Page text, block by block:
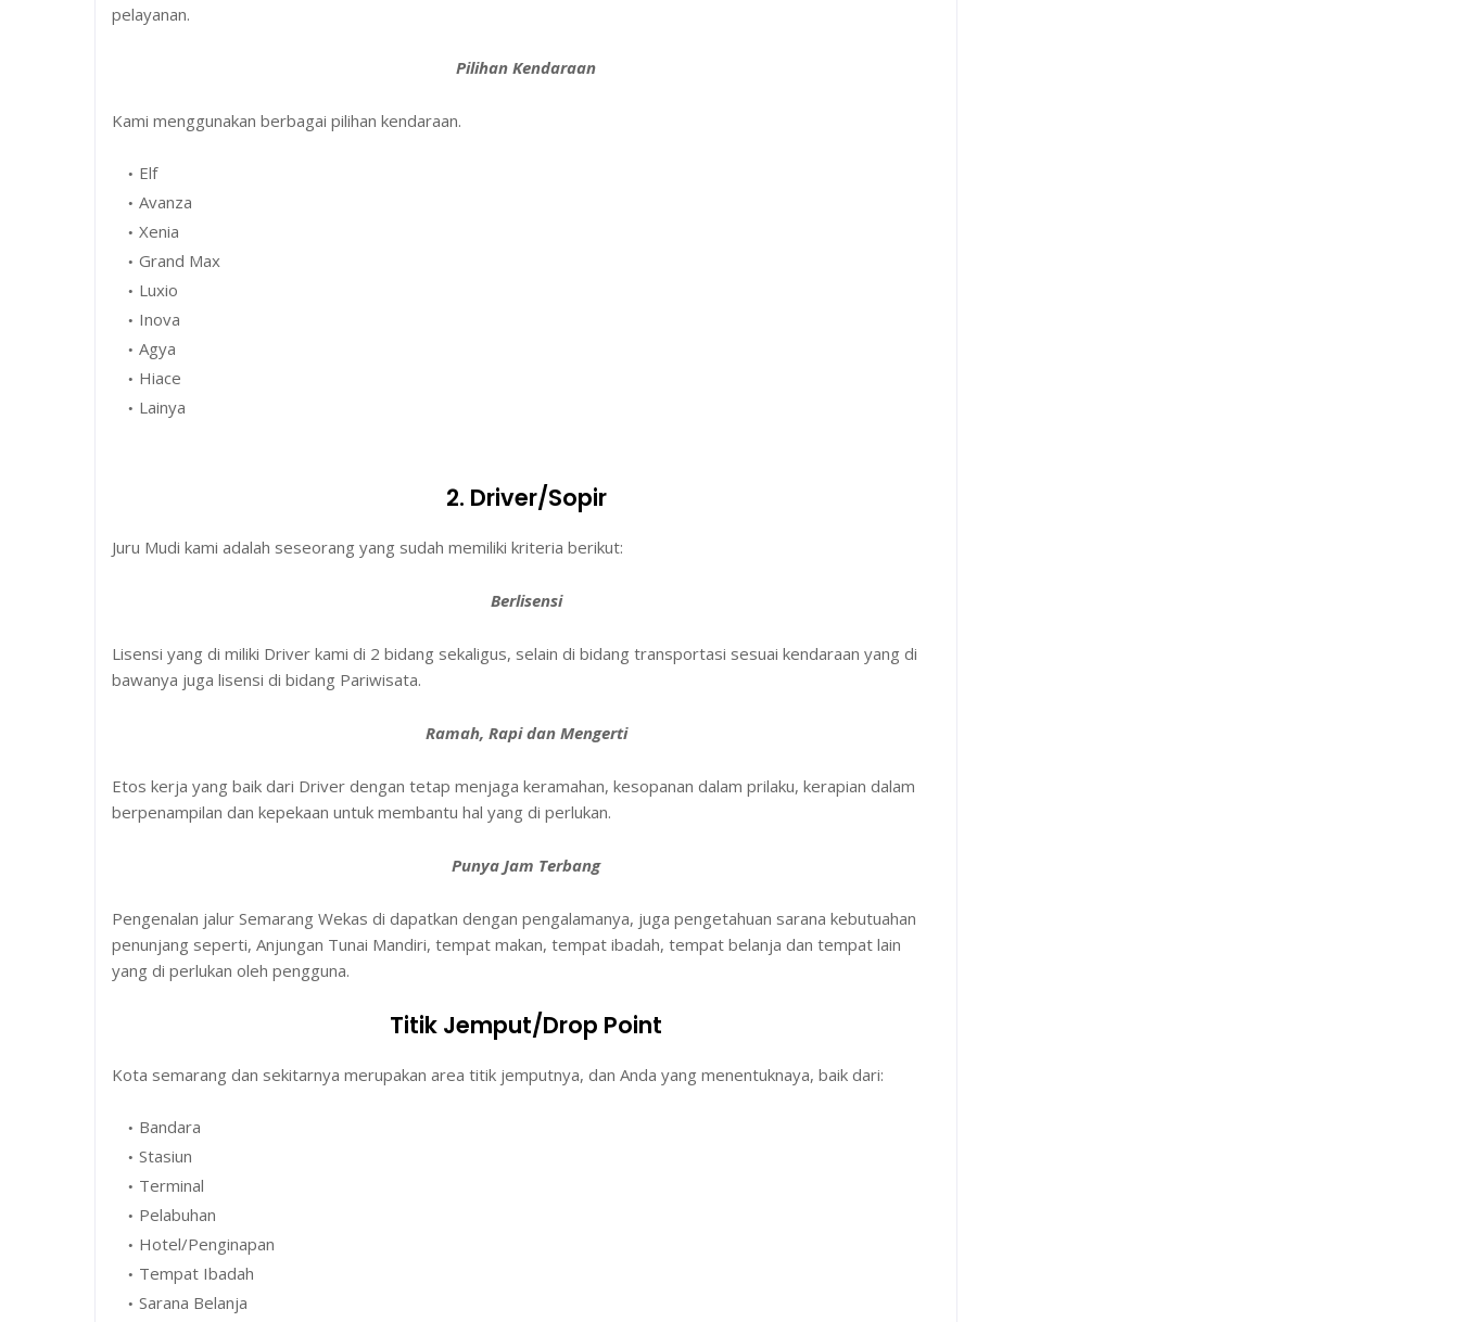
pelayanan.
Pilihan Kendaraan
Kami menggunakan berbagai pilihan kendaraan.
Elf
Avanza
Xenia
Grand Max
Luxio
Inova
Agya
Hiace
Lainya
2. Driver/Sopir
Juru Mudi kami adalah seseorang yang sudah memiliki kriteria berikut:
Berlisensi
Lisensi yang di miliki Driver kami di 2 bidang sekaligus, selain di bidang transportasi sesuai kendaraan yang di
bawanya juga lisensi di bidang Pariwisata.
Ramah, Rapi dan Mengerti
Etos kerja yang baik dari Driver dengan tetap menjaga keramahan, kesopanan dalam prilaku, kerapian dalam
berpenampilan dan kepekaan untuk membantu hal yang di perlukan.
Punya Jam Terbang
Pengenalan jalur Semarang Wekas di dapatkan dengan pengalamanya, juga pengetahuan sarana kebutuahan
penunjang seperti, Anjungan Tunai Mandiri, tempat makan, tempat ibadah, tempat belanja dan tempat lain
yang di perlukan oleh pengguna.
Titik Jemput/Drop Point
Kota semarang dan sekitarnya merupakan area titik jemputnya, dan Anda yang menentuknaya, baik dari:
Bandara
Stasiun
Terminal
Pelabuhan
Hotel/Penginapan
Tempat Ibadah
Sarana Belanja